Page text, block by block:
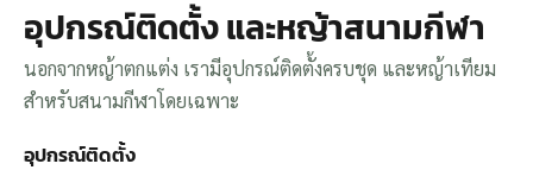
อุปกรณ์ติดตั้ง และหญ้าสนามกีฬา
นอกจากหญ้าตกแต่ง เรามีอุปกรณ์ติดตั้งครบชุด และหญ้าเทียม
สำหรับสนามกีฬาโดยเฉพาะ
อุปกรณ์ติดตั้ง